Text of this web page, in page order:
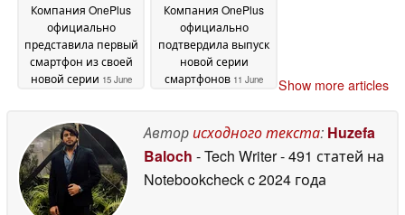
Компания OnePlus
официально
представила первый
смартфон из своей
новой серии 15 June
Компания OnePlus
официально
подтвердила выпуск
новой серии
смартфонов 11 June
Show more articles
Авторисходного текста: Huzefa
Baloch - Tech Writer- 491 статей на
Notebookcheckc 2024 года